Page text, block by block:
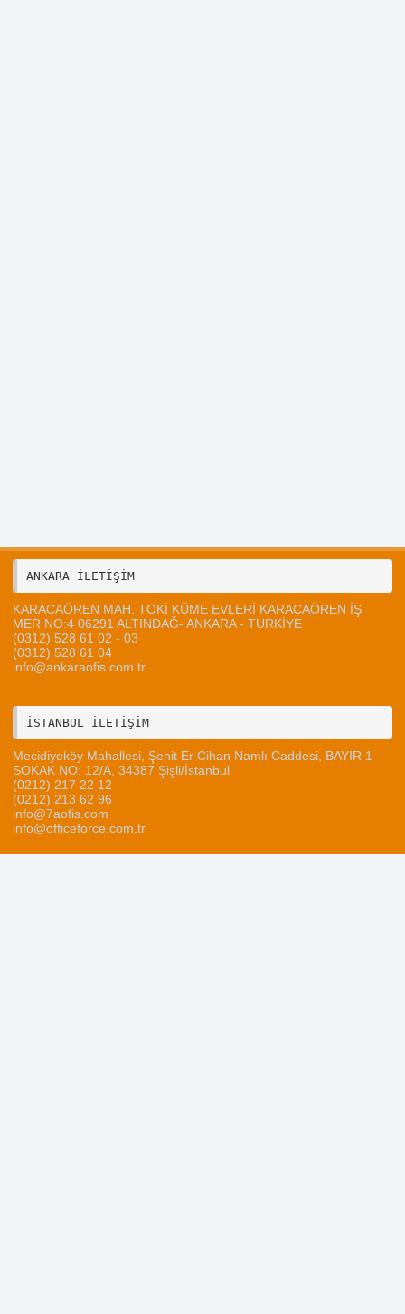
ANKARA İLETİŞİM
KARACAÖREN MAH. TOKİ KÜME EVLERİ KARACAÖREN İŞ
MER NO:4 06291 ALTINDAĞ- ANKARA - TURKİYE
(0312) 528 61 02 - 03
(0312) 528 61 04
info@ankaraofis.com.tr
Mecidiyeköy Mahallesi, Şehit Er Cihan Namlı Caddesi, BAYIR 1
SOKAK NO: 12/A, 34387 Şişli/İstanbul
(0212) 217 22 12
(0212) 213 62 96
info@7aofis.com
info@officeforce.com.tr